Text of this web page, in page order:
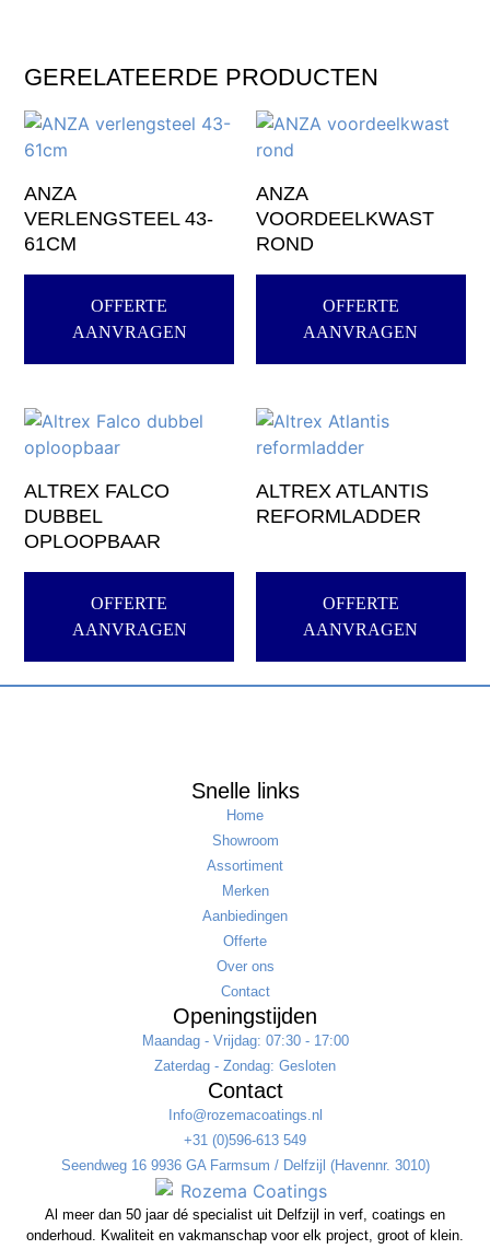
GERELATEERDE PRODUCTEN
ANZA
VERLENGSTEEL 43-
61CM
OFFERTE
AANVRAGEN
ANZA
VOORDEELKWAST
ROND
OFFERTE
AANVRAGEN
ALTREX FALCO
DUBBEL
OPLOOPBAAR
OFFERTE
AANVRAGEN
ALTREX ATLANTIS
REFORMLADDER
OFFERTE
AANVRAGEN
Al meer dan 50 jaar dé specialist uit Delfzijl in verf, coatings en
onderhoud. Kwaliteit en vakmanschap voor elk project, groot of klein.
Snelle links
Home
Showroom
Assortiment
Merken
Aanbiedingen
Offerte
Over ons
Contact
Openingstijden
Maandag - Vrijdag: 07:30 - 17:00
Zaterdag - Zondag: Gesloten
Contact
Info@rozemacoatings.nl
+31 (0)596-613 549
Seendweg 16 9936 GA Farmsum / Delfzijl (Havennr. 3010)